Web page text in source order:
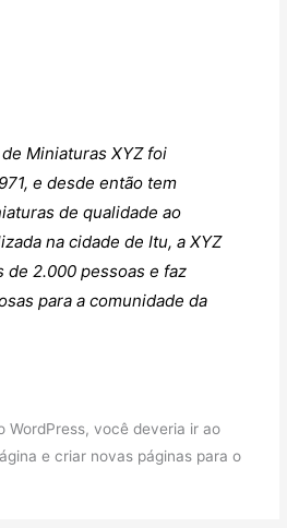
Miniaturas XYZ foi
e desde então tem
de qualidade ao
na cidade de Itu, a XYZ
de 2.000 pessoas e faz
para a comunidade da
WordPress, você deveria ir ao
e criar novas páginas para o